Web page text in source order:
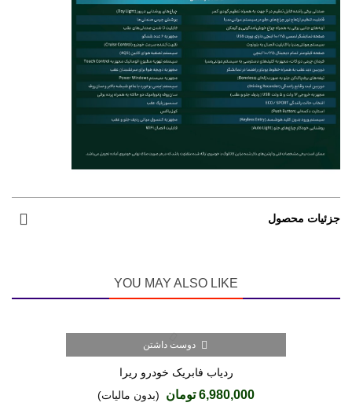
جزئیات محصول
YOU MAY ALSO LIKE
دوست داشتن
ردیاب فابریک خودرو ریرا
6,980,000 تومان (بدون مالیات)